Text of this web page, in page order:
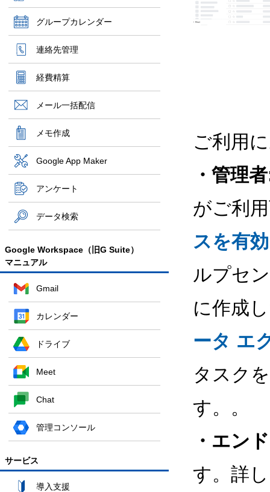
グループカレンダー
連絡先管理
経費精算
メール一括配信
メモ作成
Google App Maker
アンケート
データ検索
Google Workspace（旧G Suite）
マニュアル
Gmail
カレンダー
ドライブ
Meet
Chat
管理コンソール
サービス
導入支援
ご利用
・管理
がご利
スを有
ルプセ
に作成
ータ エ
タスクを
す。。
・エン
す。詳